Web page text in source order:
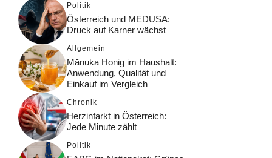
Politik
Österreich und MEDUSA:
Druck auf Karner wächst
Allgemein
Mānuka Honig im Haushalt:
Anwendung, Qualität und
Einkauf im Vergleich
Chronik
Herzinfarkt in Österreich:
Jede Minute zählt
Politik